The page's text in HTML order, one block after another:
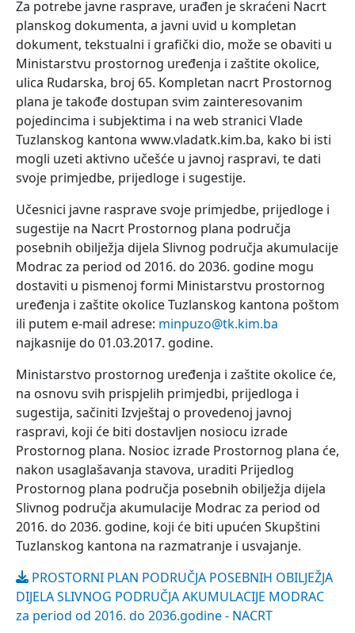
Za potrebe javne rasprave, urađen je skraćeni Nacrt
planskog dokumenta, a javni uvid u kompletan
dokument, tekstualni i grafički dio, može se obaviti u
Ministarstvu prostornog uređenja i zaštite okolice,
ulica Rudarska, broj 65. Kompletan nacrt Prostornog
plana je takođe dostupan svim zainteresovanim
pojedincima i subjektima i na web stranici Vlade
Tuzlanskog kantona www.vladatk.kim.ba, kako bi isti
mogli uzeti aktivno učešće u javnoj raspravi, te dati
svoje primjedbe, prijedloge i sugestije.
Učesnici javne rasprave svoje primjedbe, prijedloge i
sugestije na Nacrt Prostornog plana područja
posebnih obilježja dijela Slivnog područja akumulacije
Modrac za period od 2016. do 2036. godine mogu
dostaviti u pismenoj formi Ministarstvu prostornog
uređenja i zaštite okolice Tuzlanskog kantona poštom
ili putem e-mail adrese: minpuzo@tk.kim.ba
najkasnije do 01.03.2017. godine.
Ministarstvo prostornog uređenja i zaštite okolice će,
na osnovu svih prispjelih primjedbi, prijedloga i
sugestija, sačiniti Izvještaj o provedenoj javnoj
raspravi, koji će biti dostavljen nosiocu izrade
Prostornog plana. Nosioc izrade Prostornog plana će,
nakon usaglašavanja stavova, uraditi Prijedlog
Prostornog plana područja posebnih obilježja dijela
Slivnog područja akumulacije Modrac za period od
2016. do 2036. godine, koji će biti upućen Skupštini
Tuzlanskog kantona na razmatranje i usvajanje.
PROSTORNI PLAN PODRUČJA POSEBNIH OBILJEŽJA
DIJELA SLIVNOG PODRUČJA AKUMULACIJE MODRAC
za period od 2016. do 2036.godine - NACRT